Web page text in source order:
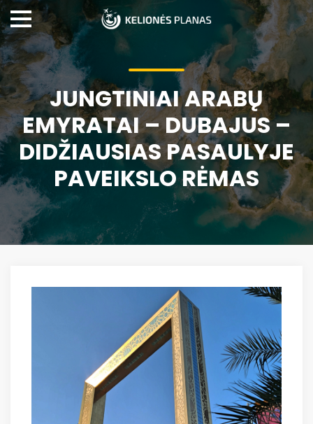
JUNGTINIAI ARABŲ
EMYRATAI – DUBAJUS –
DIDŽIAUSIAS PASAULYJE
PAVEIKSLO RĖMAS